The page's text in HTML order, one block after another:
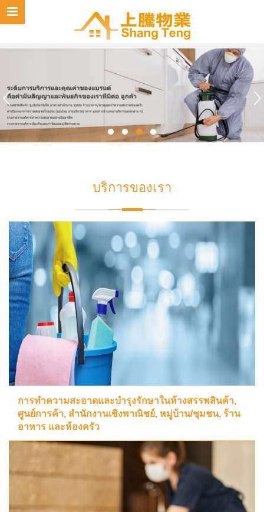
บริการของเรา
การทำความสะอาดและบำรุงรักษาในห้างสรรพสินค้า,
ศูนย์การค้า, สำนักงานเชิงพาณิชย์, หมู่บ้าน/ชุมชน, ร้าน
อาหาร และห้องครัว